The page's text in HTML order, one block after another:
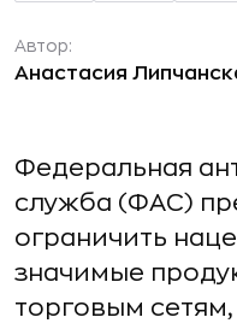
Автор:
Анастасия
Федеральная
служба (ФАС)
ограничить
значимые
торговым